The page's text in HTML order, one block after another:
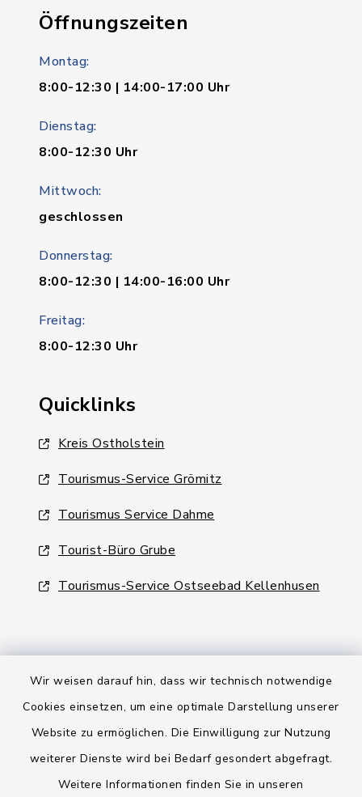
Wir weisen darauf hin, dass wir technisch notwendige
Cookies einsetzen, um eine optimale Darstellung unserer
Website zu ermöglichen. Die Einwilligung zur Nutzung
weiterer Dienste wird bei Bedarf gesondert abgefragt.
Weitere Informationen finden Sie in unseren
Öffnungszeiten
Montag:
8:00-12:30 | 14:00-17:00 Uhr
Dienstag:
8:00-12:30 Uhr
Mittwoch:
geschlossen
Donnerstag:
8:00-12:30 | 14:00-16:00 Uhr
Freitag:
8:00-12:30 Uhr
Quicklinks
Kreis Ostholstein
Tourismus-Service Grömitz
Tourismus Service Dahme
Tourist-Büro Grube
Tourismus-Service Ostseebad Kellenhusen
Kontakt
Datenschutz